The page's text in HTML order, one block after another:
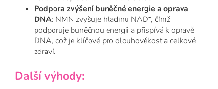
Podpora zvýšení buněčné energie a oprava
DNA: NMN zvyšuje hladinu NAD⁺, čímž
podporuje buněčnou energii a přispívá k opravě
DNA, což je klíčové pro dlouhověkost a celkové
zdraví.
Další výhody: